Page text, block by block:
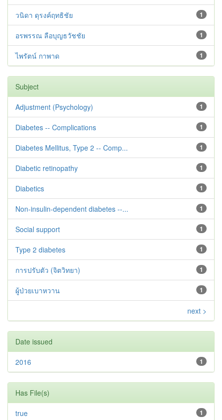
1
วนิดา ดุรงค์ฤทธิชัย
1
อรพรรณ ลือบุญธวัชชัย
1
ไพรัตน์ กาพาด
Subject
1
Adjustment ‪(Psychology)
1
Diabetes -- Complications
1
Diabetes Mellitus, Type 2 -- Comp...
1
Diabetic retinopathy
1
Diabetics
1
Non-insulin-dependent diabetes --...
1
Social support
1
Type 2 diabetes‬‬‬‬‬‬
1
การปรับตัว (จิตวิทยา)
1
ผู้ป่วยเบาหวาน
next >
Date issued
1
2016
Has File(s)
1
true